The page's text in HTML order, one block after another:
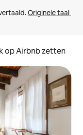
Originele taal
op Airbnb zetten